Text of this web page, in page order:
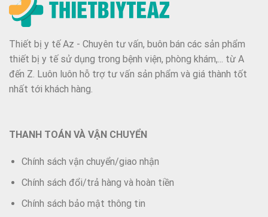
Thiết bị y tế Az - Chuyên tư vấn, buôn bán các sản phẩm
thiết bị y tế sử dụng trong bệnh viện, phòng khám,... từ A
đến Z. Luôn luôn hỗ trợ tư vấn sản phẩm và giá thành tốt
nhất tới khách hàng.
THANH TOÁN VÀ VẬN CHUYỂN
Chính sách vận chuyển/giao nhận
Chính sách đổi/trả hàng và hoàn tiền
Chính sách bảo mật thông tin